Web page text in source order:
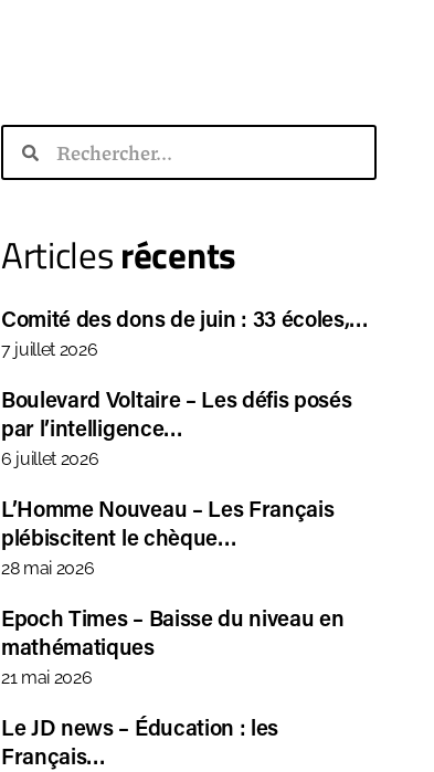
Articlesrécents
Comité des dons de juin : 33 écoles,…
7 juillet 2026
Boulevard Voltaire – Les défis posés
par l’intelligence…
6 juillet 2026
L’Homme Nouveau – Les Français
plébiscitent le chèque…
28 mai 2026
Epoch Times – Baisse du niveau en
mathématiques
21 mai 2026
Le JD news – Éducation : les
Français…